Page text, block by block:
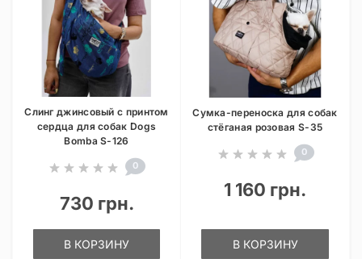
Слинг джинсовый с принтом
сердца для собак Dogs
Bomba S-126
0
730 грн.
В КОРЗИНУ
Сумка-переноска для собак
стёганая розовая S-35
0
1 160 грн.
В КОРЗИНУ